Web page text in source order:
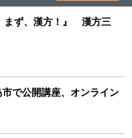
まず、漢方！』 漢方三
で公開講座、オンライン